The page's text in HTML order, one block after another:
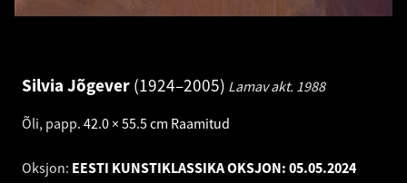
Silvia Jõgever 1924–2005 Lamav akt. 1988
Õli, papp. 42.0 × 55.5 cm Raamitud
Oksjon: EESTI KUNSTIKLASSIKA OKSJON: 05.05.2024